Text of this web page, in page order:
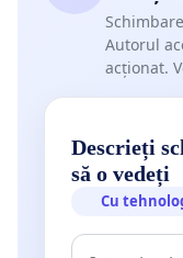
Autorul
acționat.
Descrieți
să o vedeți
Cu